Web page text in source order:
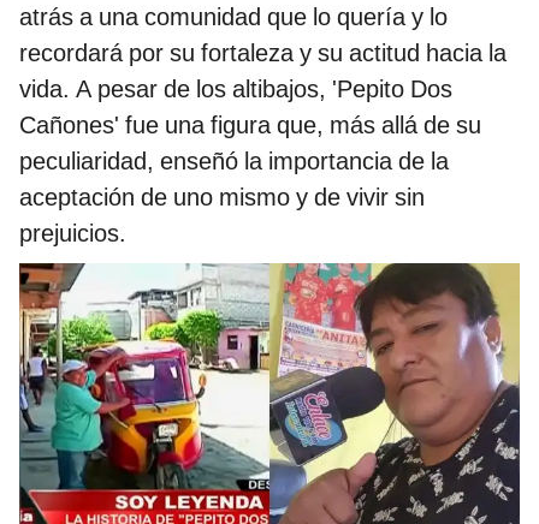
atrás a una comunidad que lo quería y lo
recordará por su fortaleza y su actitud hacia la
vida. A pesar de los altibajos, 'Pepito Dos
Cañones' fue una figura que, más allá de su
peculiaridad, enseñó la importancia de la
aceptación de uno mismo y de vivir sin
prejuicios.